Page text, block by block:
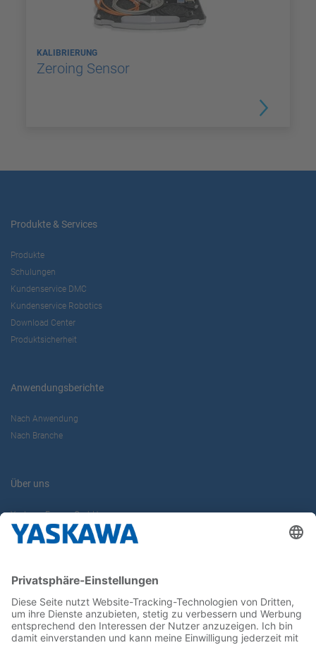
KALIBRIERUNG
Zeroing Sensor
Produkte & Services
Produkte
Schulungen
Kundenservice DMC
Kundenservice Robotics
Download Center
Produktsicherheit
Anwendungsberichte
Nach Anwendung
Nach Branche
Über uns
Yaskawa Europe GmbH
Karriere
Newsletter